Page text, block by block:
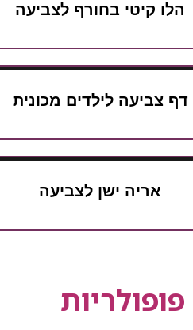
הלו קיטי בחורף לצביעה
דף צביעה לילדים מכונית
אריה ישן לצביעה
פופולריות